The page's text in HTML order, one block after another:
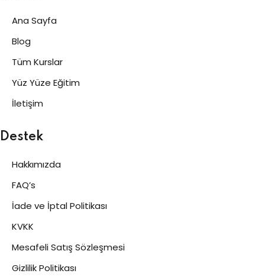
Ana Sayfa
Blog
Tüm Kurslar
Yüz Yüze Eğitim
İletişim
Destek
Hakkımızda
FAQ’s
İade ve İptal Politikası
KVKK
Mesafeli Satış Sözleşmesi
Gizlilik Politikası